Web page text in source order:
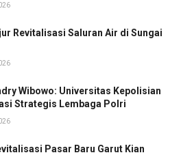
Revitalisasi Saluran Air di Sungai
Wibowo: Universitas Kepolisian
Strategis Lembaga Polri
Pasar Baru Garut Kian